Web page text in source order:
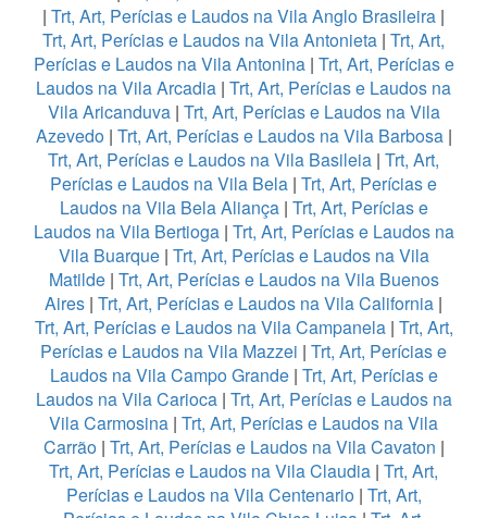
| Trt, Art, Perícias e Laudos na Vila Anglo Brasileira |
Trt, Art, Perícias e Laudos na Vila Antonieta | Trt, Art,
Perícias e Laudos na Vila Antonina| Trt, Art, Perícias e
Laudos na Vila Arcadia | Trt, Art, Perícias e Laudos na
Vila Aricanduva| Trt, Art, Perícias e Laudos na Vila
Azevedo| Trt, Art, Perícias e Laudos na Vila Barbosa|
Trt, Art, Perícias e Laudos na Vila Basileia | Trt, Art,
Perícias e Laudos na Vila Bela | Trt, Art, Perícias e
Laudos na Vila Bela Aliança| Trt, Art, Perícias e
Laudos na Vila Bertioga| Trt, Art, Perícias e Laudos na
Vila Buarque| Trt, Art, Perícias e Laudos na Vila
Matilde| Trt, Art, Perícias e Laudos na Vila Buenos
Aires | Trt, Art, Perícias e Laudos na Vila California |
Trt, Art, Perícias e Laudos na Vila Campanela| Trt, Art,
Perícias e Laudos na Vila Mazzei | Trt, Art, Perícias e
Laudos na Vila Campo Grande| Trt, Art, Perícias e
Laudos na Vila Carioca| Trt, Art, Perícias e Laudos na
Vila Carmosina | Trt, Art, Perícias e Laudos na Vila
Carrão| Trt, Art, Perícias e Laudos na Vila Cavaton |
Trt, Art, Perícias e Laudos na Vila Claudia | Trt, Art,
Perícias e Laudos na Vila Centenario| Trt, Art,